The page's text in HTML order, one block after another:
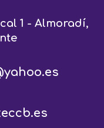
1 - Almoradí,